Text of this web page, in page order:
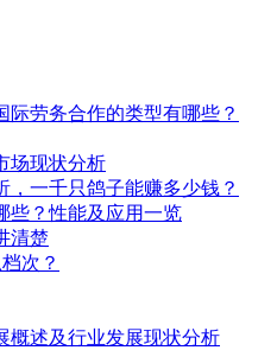
际劳务合作的类型有哪些？
场现状分析
，一千只鸽子能赚多少钱？
些？性能及应用一览
清楚
次？
概述及行业发展现状分析